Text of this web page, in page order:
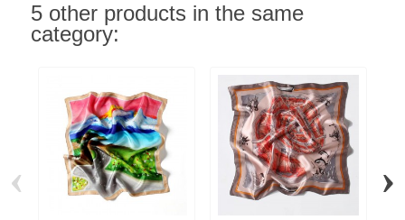
5 other products in the same
category:
‹ ›